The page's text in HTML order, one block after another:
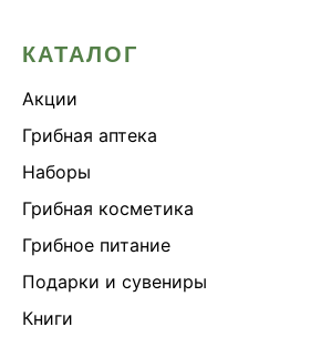
КАТАЛОГ
Акции
Грибная аптека
Наборы
Грибная косметика
Грибное питание
Подарки и сувениры
Книги